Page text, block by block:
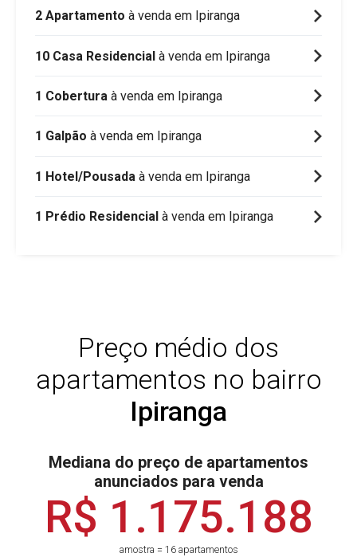
2 Apartamento à venda em Ipiranga
10 Casa Residencial à venda em Ipiranga
1 Cobertura à venda em Ipiranga
1 Galpão à venda em Ipiranga
1 Hotel/Pousada à venda em Ipiranga
1 Prédio Residencial à venda em Ipiranga
Preço médio dos
apartamentos no bairro
Ipiranga
Mediana do preço de apartamentos
anunciados para venda
R$ 1.175.188
amostra = 16 apartamentos